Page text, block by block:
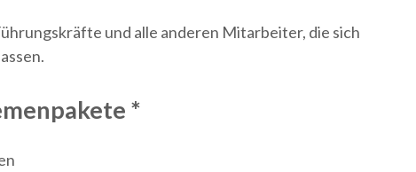
und alle anderen Mitarbeiter, die sich
*